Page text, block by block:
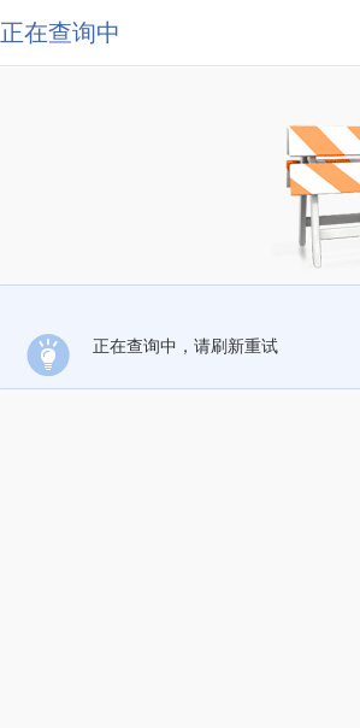
正在查询中
正在查询中，请刷新重试